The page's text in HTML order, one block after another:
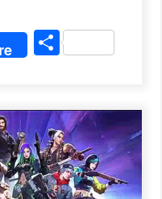
Share